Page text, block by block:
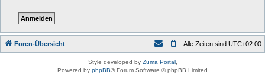
Foren-Übersicht Alle Zeiten sind UTC+02:00
Style developed by Zuma Portal,
Powered by phpBB® Forum Software © phpBB Limited